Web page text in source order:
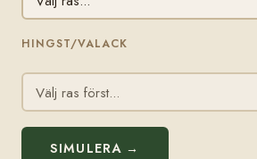
HINGST/VALACK
SIMULERA →